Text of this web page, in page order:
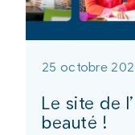
25 octobre
Le site de
beauté !